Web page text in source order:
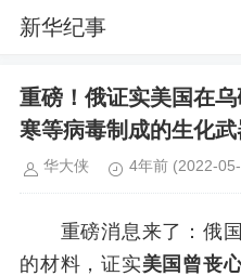
新华纪事
重磅！俄证实美国在
寒等病毒制成的生化武
华大侠 4年前 (2022-
重磅消息来了：俄国
的材料，证实美国曾丧